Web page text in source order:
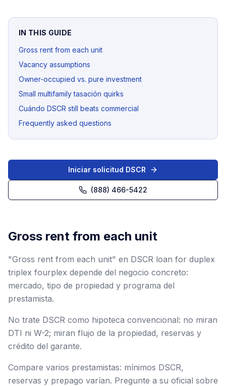
IN THIS GUIDE
Gross rent from each unit
Vacancy assumptions
Owner-occupied vs. pure investment
Small multifamily tasación quirks
Cuándo DSCR still beats commercial
Frequently asked questions
Iniciar solicitud DSCR
(888) 466-5422
Gross rent from each unit
"Gross rent from each unit" en DSCR loan for duplex
triplex fourplex depende del negocio concreto:
mercado, tipo de propiedad y programa del
prestamista.
No trate DSCR como hipoteca convencional: no miran
DTI ni W-2; miran flujo de la propiedad, reservas y
crédito del garante.
Compare varios prestamistas: mínimos DSCR,
reservas y prepago varían. Pregunte a su oficial sobre